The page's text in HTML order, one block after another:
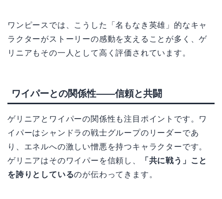
ワンピースでは、こうした「名もなき英雄」的なキャ
ラクターがストーリーの感動を支えることが多く、ゲ
リニアもその一人として高く評価されています。
ワイパーとの関係性——信頼と共闘
ゲリニアとワイパーの関係性も注目ポイントです。ワ
イパーはシャンドラの戦士グループのリーダーであ
り、エネルへの激しい憎悪を持つキャラクターです。
ゲリニアはそのワイパーを信頼し、
「共に戦う」こと
を誇りとしているのが伝わってきます。